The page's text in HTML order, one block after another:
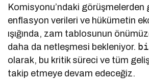
Komisyonu’ndaki görüşmelerden
enflasyon verileri ve hükümetin
ışığında, zam tablosunun
daha da netleşmesi bekleniyor.
olarak, bu kritik süreci ve tüm
takip etmeye devam edeceğiz.